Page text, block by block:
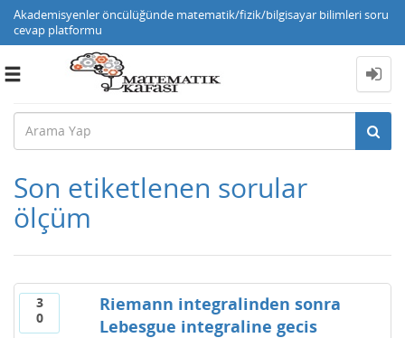
Akademisyenler öncülüğünde matematik/fizik/bilgisayar bilimleri soru
cevap platformu
Toggle
Son etiketlenen sorular
ölçüm
3
0
Riemann integralinden sonra
Lebesgue integraline gecis